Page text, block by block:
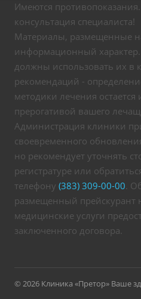
Имеются
консультация специалиста!
Материалы, размещенные
информационный характер.
должны использовать их в
рекомендаций -
методики лечения
прерогативой вашего
Администрация клиники
своевременного
но рекомендует уточнять
регистратуре или
телефону (383) 309-00-00.
размещенный прейскурант
медицинские услуги
заключенного договора.
© 2026 Клиника «Претор» Ваше